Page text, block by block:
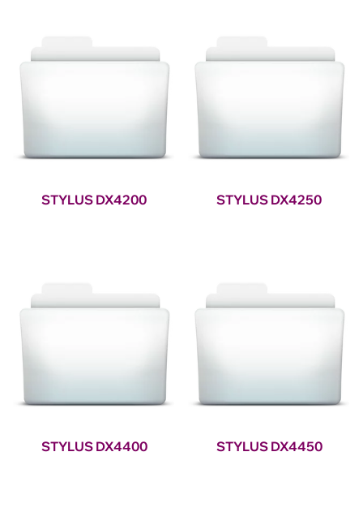
STYLUS DX4200 STYLUS DX4250
STYLUS DX4400 STYLUS DX4450